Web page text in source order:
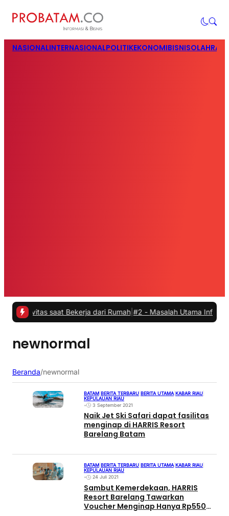
NASIONALINTERNASIONALPOLITIKEKONOMIBISNIS
saat Bekerja dari Rumah| #2 -Masalah Utama Infrastruktur
newnormal
Beranda/newnormal
BATAM BERITA TERBARU BERITA UTAMA KABAR RIAU
KEPULAUAN RIAU
•
3 September 2021
Naik Jet Ski Safari dapat fasilitas
menginap di HARRIS Resort
Barelang Batam
BATAM BERITA TERBARU BERITA UTAMA| KABAR RIAU
KEPULAUAN RIAU
•
24 Juli 2021
Sambut Kemerdekaan, HARRIS
Resort Barelang Tawarkan
Voucher Menginap Hanya Rp550